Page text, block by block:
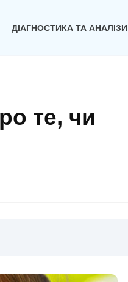
ДІАГНОСТИКА ТА АНАЛІЗИ
те, чи